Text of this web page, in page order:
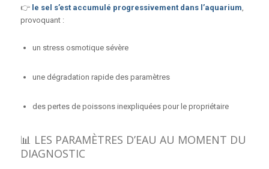
👉 le sel s’est accumulé progressivement dans l’aquarium
provoquant :
un stress osmotique sévère
une dégradation rapide des paramètres
des pertes de poissons inexpliquées pour le propriétaire
📊 LES PARAMÈTRES D’EAU AU MOMENT DU
DIAGNOSTIC